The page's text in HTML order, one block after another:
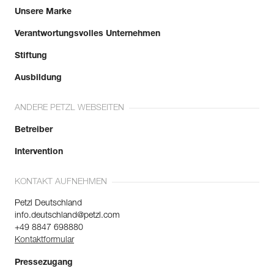
Unsere Marke
Verantwortungsvolles Unternehmen
Stiftung
Ausbildung
ANDERE PETZL WEBSEITEN
Betreiber
Intervention
KONTAKT AUFNEHMEN
Petzl Deutschland
info.deutschland@petzl.com
+49 8847 698880
Kontaktformular
Pressezugang